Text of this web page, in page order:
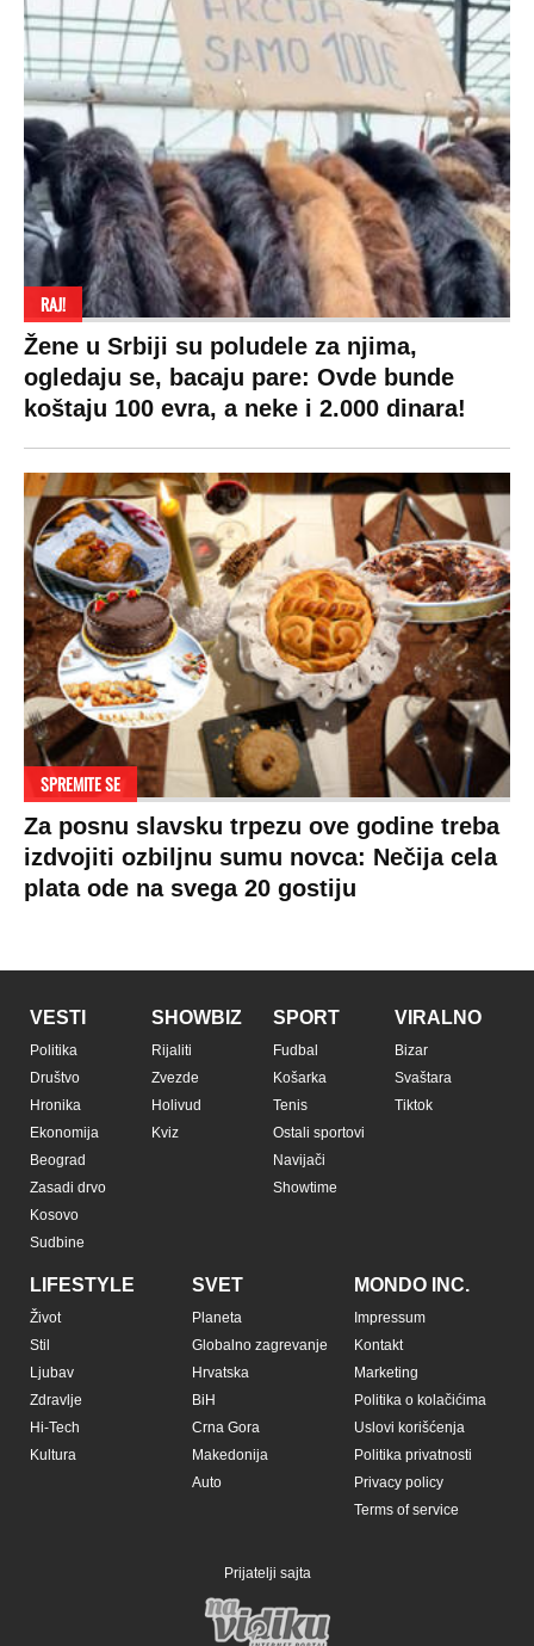
RAJ!
Žene u Srbiji su poludele za njima,
ogledaju se, bacaju pare: Ovde bunde
koštaju 100 evra, a neke i 2.000 dinara!
SPREMITE SE
Za posnu slavsku trpezu ove godine treba
izdvojiti ozbiljnu sumu novca: Nečija cela
plata ode na svega 20 gostiju
VESTI
Politika
Društvo
Hronika
Ekonomija
Beograd
Zasadi drvo
Kosovo
Sudbine
SHOWBIZ
Rijaliti
Zvezde
Holivud
Kviz
SPORT
Fudbal
Košarka
Tenis
Ostali sportovi
Navijači
Showtime
VIRALNO
Bizar
Svaštara
Tiktok
LIFESTYLE
Život
Stil
Ljubav
Zdravlje
Hi-Tech
Kultura
SVET
Planeta
Globalno zagrevanje
Hrvatska
BiH
Crna Gora
Makedonija
Auto
MONDO INC.
Impressum
Kontakt
Marketing
Politika o kolačićima
Uslovi korišćenja
Politika privatnosti
Privacy policy
Terms of service
Prijatelji sajta